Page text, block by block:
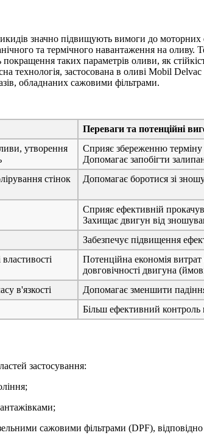
значно підвищують вимоги до
та термічного навантаження на оливу.
таких параметрів оливи, як
технологія, застосована в оливі Mobil
обладнаних сажовими фільтрами.
Переваги та потенційні
утворення
Сприяє збереженню терміну
Допомагає запобігти
стінок
Допомагає боротися зі
Сприяє ефективній
Захищає двигун від
Забезпечує підвищення
Потенційна економія
довговічності двигуна
в'язкості
Допомагає зменшити
Більш ефективний контроль
застосування:
сажовими фільтрами (DPF),